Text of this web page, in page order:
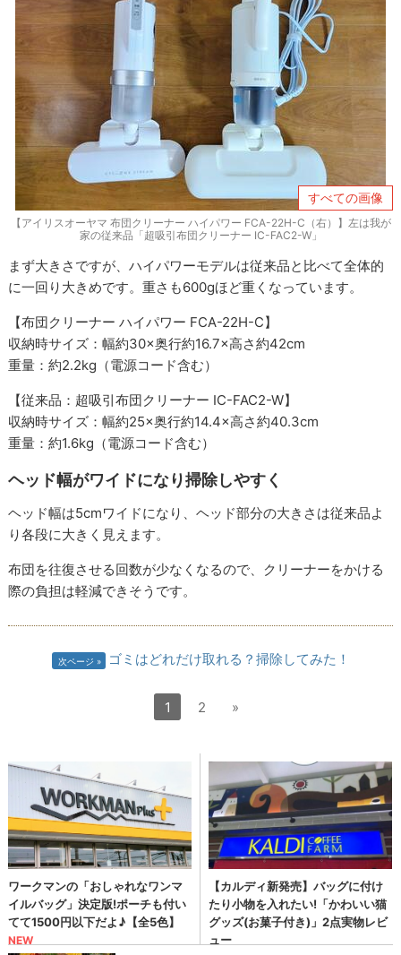
すべての画像
【アイリスオーヤマ 布団クリーナー ハイパワー FCA-22H-C（右）】左は我が
家の従来品「超吸引布団クリーナー IC-FAC2-W」
まず大きさですが、ハイパワーモデルは従来品と比べて全体的
に一回り大きめです。重さも600gほど重くなっています。
【布団クリーナー ハイパワー FCA-22H-C】
収納時サイズ：幅約30×奥行約16.7×高さ約42cm
重量：約2.2kg（電源コード含む）
【従来品：超吸引布団クリーナー IC-FAC2-W】
収納時サイズ：幅約25×奥行約14.4×高さ約40.3cm
重量：約1.6kg（電源コード含む）
ヘッド幅がワイドになり掃除しやすく
ヘッド幅は5cmワイドになり、ヘッド部分の大きさは従来品よ
り各段に大きく見えます。
布団を往復させる回数が少なくなるので、クリーナーをかける
際の負担は軽減できそうです。
次ページ ゴミはどれだけ取れる？掃除してみた！
1 2 »